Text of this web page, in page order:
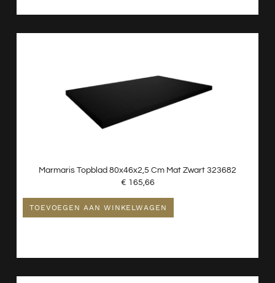
Marmaris Topblad 80x46x2,5 Cm Mat Zwart 323682
€ 165,66
TOEVOEGEN AAN WINKELWAGEN